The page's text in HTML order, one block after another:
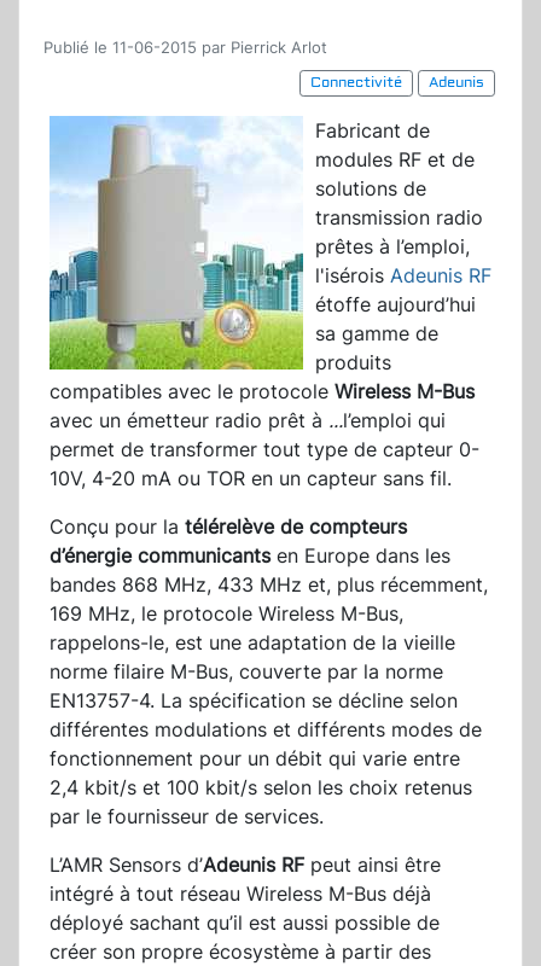
Publié le 11-06-2015 par Pierrick Arlot
Connectivité
Adeunis
Fabricant de
modules RF et de
solutions de
transmission radio
prêtes à l’emploi,
l'isérois Adeunis RF
étoffe aujourd’hui
sa gamme de
produits
compatibles avec le protocole Wireless M-Bus
avec un émetteur radio prêt à ...l’emploi qui
permet de transformer tout type de capteur 0-
10V, 4-20 mA ou TOR en un capteur sans fil.
Conçu pour la télérelève de compteurs
d’énergie communicantsen Europe dans les
bandes 868 MHz, 433 MHz et, plus récemment,
169 MHz, le protocole Wireless M-Bus,
rappelons-le, est une adaptation de la vieille
norme filaire M-Bus, couverte par la norme
EN13757-4. La spécification se décline selon
différentes modulations et différents modes de
fonctionnement pour un débit qui varie entre
2,4 kbit/s et 100 kbit/s selon les choix retenus
par le fournisseur de services.
L’AMR Sensors d’Adeunis RF peut ainsi être
intégré à tout réseau Wireless M-Bus déjà
déployé sachant qu’il est aussi possible de
créer son propre écosystème à partir des